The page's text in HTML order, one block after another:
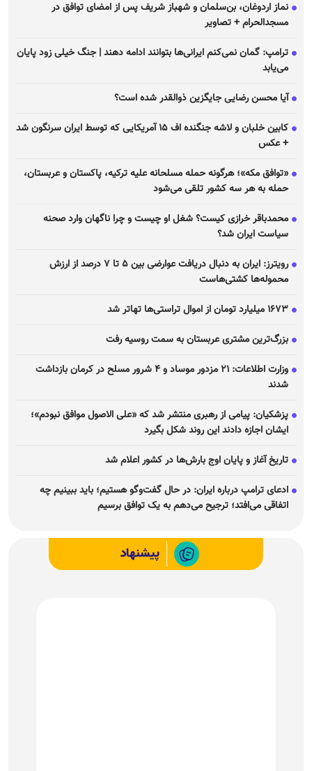
نماز اردوغان، بن‌سلمان و شهباز شریف پس از امضای توافق در
مسجدالحرام + تصاویر
ترامپ: گمان نمی‌کنم ایرانی‌ها بتوانند ادامه دهند | جنگ خیلی زود پایان
می‌یابد
آیا محسن رضایی جایگزین ذوالقدر شده است؟
کابین خلبان و لاشه جنگنده اف ۱۵ آمریکایی که توسط ایران سرنگون شد
+ عکس
«توافق مکه»؛ هرگونه حمله مسلحانه علیه ترکیه، پاکستان و عربستان،
حمله به هر سه کشور تلقی می‌شود
محمدباقر خرازی کیست؟ شغل او چیست و چرا ناگهان وارد صحنه
سیاست ایران شد؟
رویترز: ایران به دنبال دریافت عوارضی بین ۵ تا ۷ درصد از ارزش
محموله‌ها کشتی‌هاست
۱۶۷۳ میلیارد تومان از اموال تراستی‌ها تهاتر شد
بزرگ‌ترین مشتری عربستان به سمت روسیه رفت
وزارت اطلاعات: ۲۱ مزدور موساد و ۴ شرور مسلح در کرمان بازداشت
شدند
پزشکیان: پیامی از رهبری منتشر شد که «علی الاصول موافق نبودم»؛
ایشان اجازه دادند این روند شکل بگیرد
تاریخ آغاز و پایان اوج بارش‌ها در کشور اعلام شد
ادعای ترامپ درباره ایران: در حال گفت‌و‌گو هستیم؛ باید ببینیم چه
اتفاقی می‌افتد؛ ترجیح می‌دهم به یک توافق برسیم
پیشنهاد